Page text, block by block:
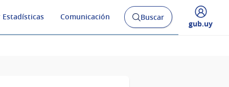
Estadísticas Comunicación
Abrir
buscador
Buscar
Desplegar
gub.uy